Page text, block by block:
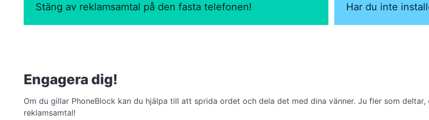
Stäng av reklamsamtal på den fasta telefonen! Har du inte
Engagera dig!
Om du gillar PhoneBlock kan du hjälpa till att sprida ordet och dela det med dina vänner. Ju fler som
reklamsamtal!